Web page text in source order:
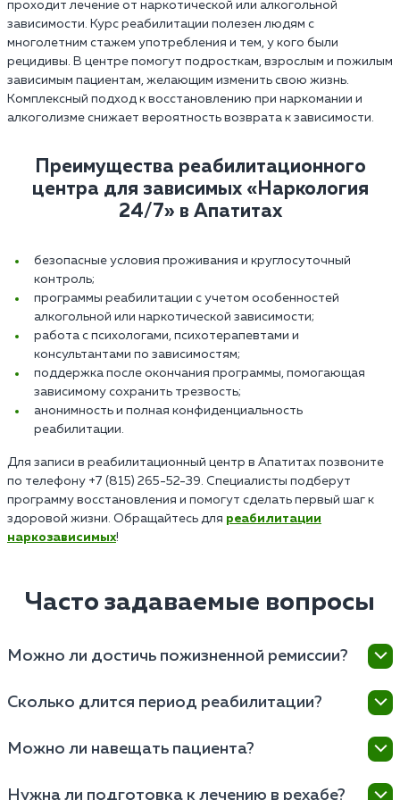
проходит лечение от наркотической или алкогольной
зависимости. Курс реабилитации полезен людям с
многолетним стажем употребления и тем, у кого были
рецидивы. В центре помогут подросткам, взрослым и пожилым
зависимым пациентам, желающим изменить свою жизнь.
Комплексный подход к восстановлению при наркомании и
алкоголизме снижает вероятность возврата к зависимости.
Преимущества реабилитационного
центра для зависимых «Наркология
24/7» в Апатитах‎
безопасные условия проживания и круглосуточный
контроль;
программы реабилитации с учетом особенностей
алкогольной или наркотической зависимости;
работа с психологами, психотерапевтами и
консультантами по зависимостям;
поддержка после окончания программы, помогающая
зависимому сохранить трезвость;
анонимность и полная конфиденциальность
реабилитации.
Для записи в реабилитационный центр в Апатитах позвоните
по телефону +7 (815) 265-52-39. Специалисты подберут
программу восстановления и помогут сделать первый шаг к
здоровой жизни. Обращайтесь для реабилитации
наркозависимых!
Часто задаваемые вопросы
Можно ли достичь пожизненной ремиссии?
множества факторов, включая индивидуальные
мотивацию к выздоровлению и соблюдение
Сколько длится период реабилитации?
нескольких недель до нескольких месяцев, в
психологического состояния пациента. Иногда
Можно ли навещать пациента?
Нужна ли подготовка к лечению в рехабе?